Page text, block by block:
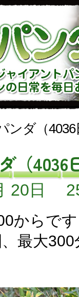
ンダ（4036
（4036
20日
からで
最大